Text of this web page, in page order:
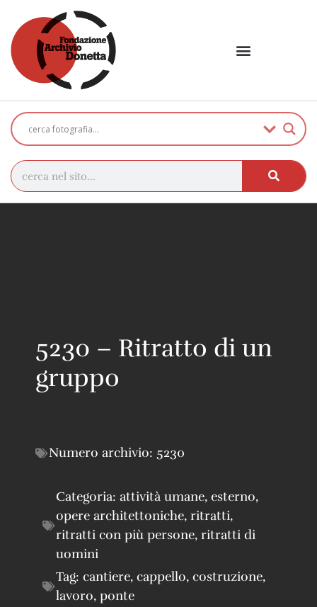
5230 – Ritratto di un
gruppo
Numero archivio: 5230
Categoria: attività umane, esterno,
opere architettoniche, ritratti,
ritratti con più persone, ritratti di
uomini
Tag: cantiere, cappello, costruzione,
lavoro, ponte